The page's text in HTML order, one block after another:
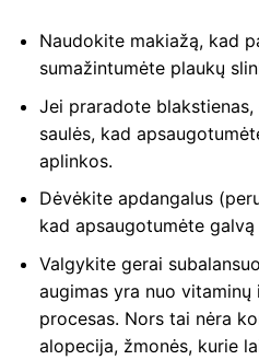
Naudokite makiažą, kad
sumažintumėte plaukų
Jei praradote
saulės, kad
aplinkos.
Dėvėkite apdangalus
kad apsaugotumėte
Valgykite gerai
augimas yra nuo
procesas. Nors tai nėra
alopecija, žmonės, kurie